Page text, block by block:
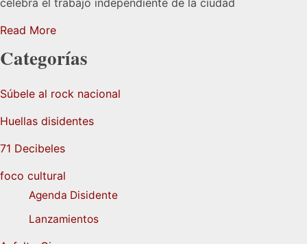
Read More
Categorías
Súbele al rock nacional
Huellas disidentes
71 Decibeles
foco cultural
Agenda Disidente
Lanzamientos